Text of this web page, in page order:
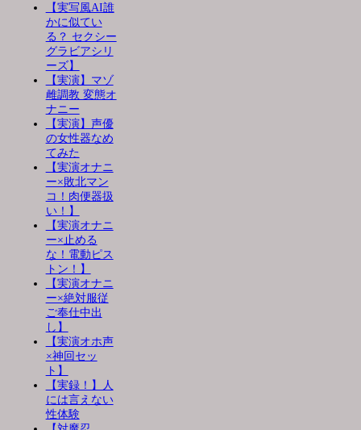
【実写風AI誰
かに似てい
る？ セクシー
グラビアシリ
ーズ】
【実演】マゾ
雌調教 変態オ
ナニー
【実演】声優
の女性器なめ
てみた
【実演オナニ
ー×敗北マン
コ！肉便器扱
い！】
【実演オナニ
ー×止める
な！電動ピス
トン！】
【実演オナニ
ー×絶対服従
ご奉仕中出
し】
【実演オホ声
×神回セッ
ト】
【実録！】人
には言えない
性体験